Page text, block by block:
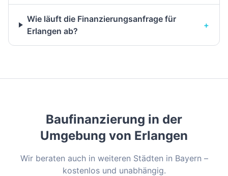
Wie läuft die Finanzierungsanfrage für
Erlangen ab?
+
Baufinanzierung in der
Umgebung von Erlangen
Wir beraten auch in weiteren Städten in Bayern –
kostenlos und unabhängig.